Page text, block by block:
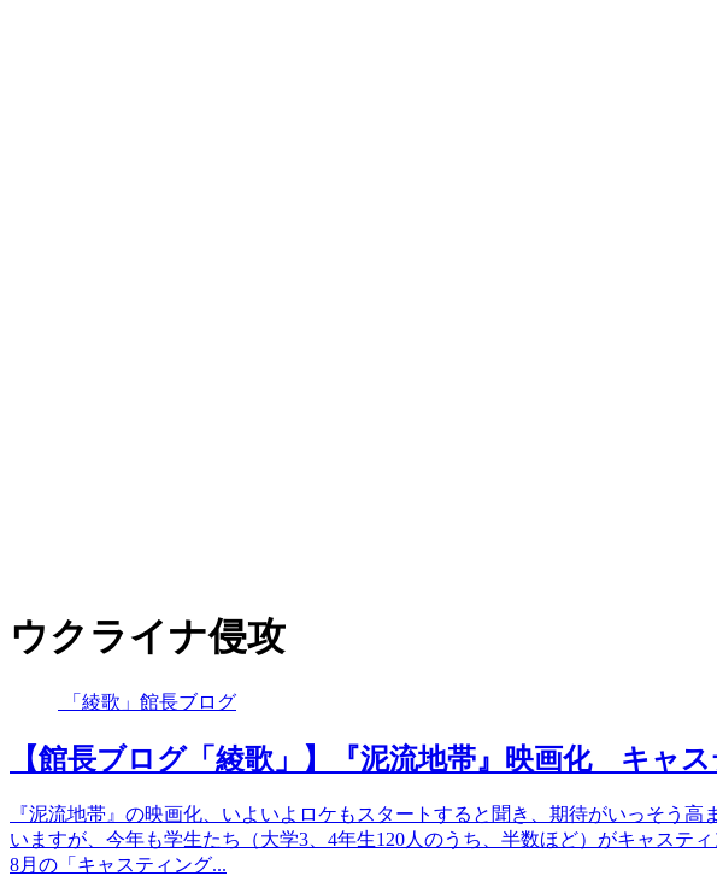
ウクライナ侵攻
「綾歌」館長ブログ
【館長ブログ「綾歌」】『泥流地帯』映画化 キャ
『泥流地帯』の映画化、いよいよロケもスタートすると聞き、期待がいっそう高
いますが、今年も学生たち（大学3、4年生120人のうち、半数ほど）がキャステ
8月の「キャスティング...